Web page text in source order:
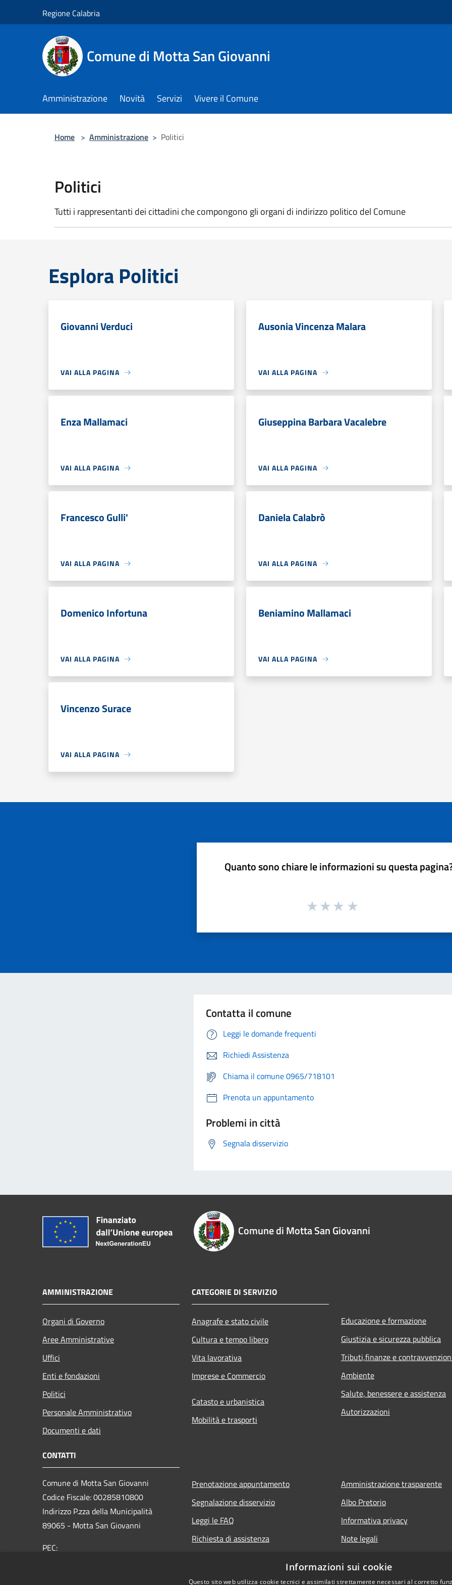
Regione Calabria
Comune di Motta San Giovanni
Amministrazione Novità Servizi Vivere il Comune
Home > Amministrazione > Politici
Politici
Tutti i rappresentanti dei cittadini che compongono gli organi di indirizzo politico del Comune
Esplora Politici
Giovanni Verduci
VAI ALLA PAGINA
Ausonia Vincenza Malara
VAI ALLA PAGINA
Enza Mallamaci
VAI ALLA PAGINA
Giuseppina Barbara Vacalebre
VAI ALLA PAGINA
Francesco Gulli'
VAI ALLA PAGINA
Daniela Calabrò
VAI ALLA PAGINA
Domenico Infortuna
VAI ALLA PAGINA
Beniamino Mallamaci
VAI ALLA PAGINA
Vincenzo Surace
VAI ALLA PAGINA
Quanto sono chiare le informazioni su questa
Contatta il comune
Leggi le domande frequenti
Richiedi Assistenza
Chiama il comune 0965/718101
Prenota un appuntamento
Problemi in città
Segnala disservizio
Comune di Motta San Giovanni
AMMINISTRAZIONE
Organi di Governo
Aree Amministrative
Uffici
Enti e fondazioni
Politici
Personale Amministrativo
Documenti e dati
CATEGORIE DI SERVIZIO
Anagrafe e stato civile
Cultura e tempo libero
Vita lavorativa
Imprese e Commercio
Catasto e urbanistica
Mobilità e trasporti
Educazione e formazione
Giustizia e sicurezza pubblica
Tributi,finanze e
Ambiente
Salute, benessere e assistenza
Autorizzazioni
CONTATTI
Comune di Motta San Giovanni
Codice Fiscale: 00285810800
Indirizzo P.zza della Municipalità
89065 - Motta San Giovanni
PEC:
Prenotazione appuntamento
Segnalazione disservizio
Leggi le FAQ
Richiesta di assistenza
Amministrazione trasparente
Albo Pretorio
Informativa privacy
Note legali
Informazioni sui cookie
Questo sito web utilizza cookie tecnici e assimilati strettamente necessari al corretto